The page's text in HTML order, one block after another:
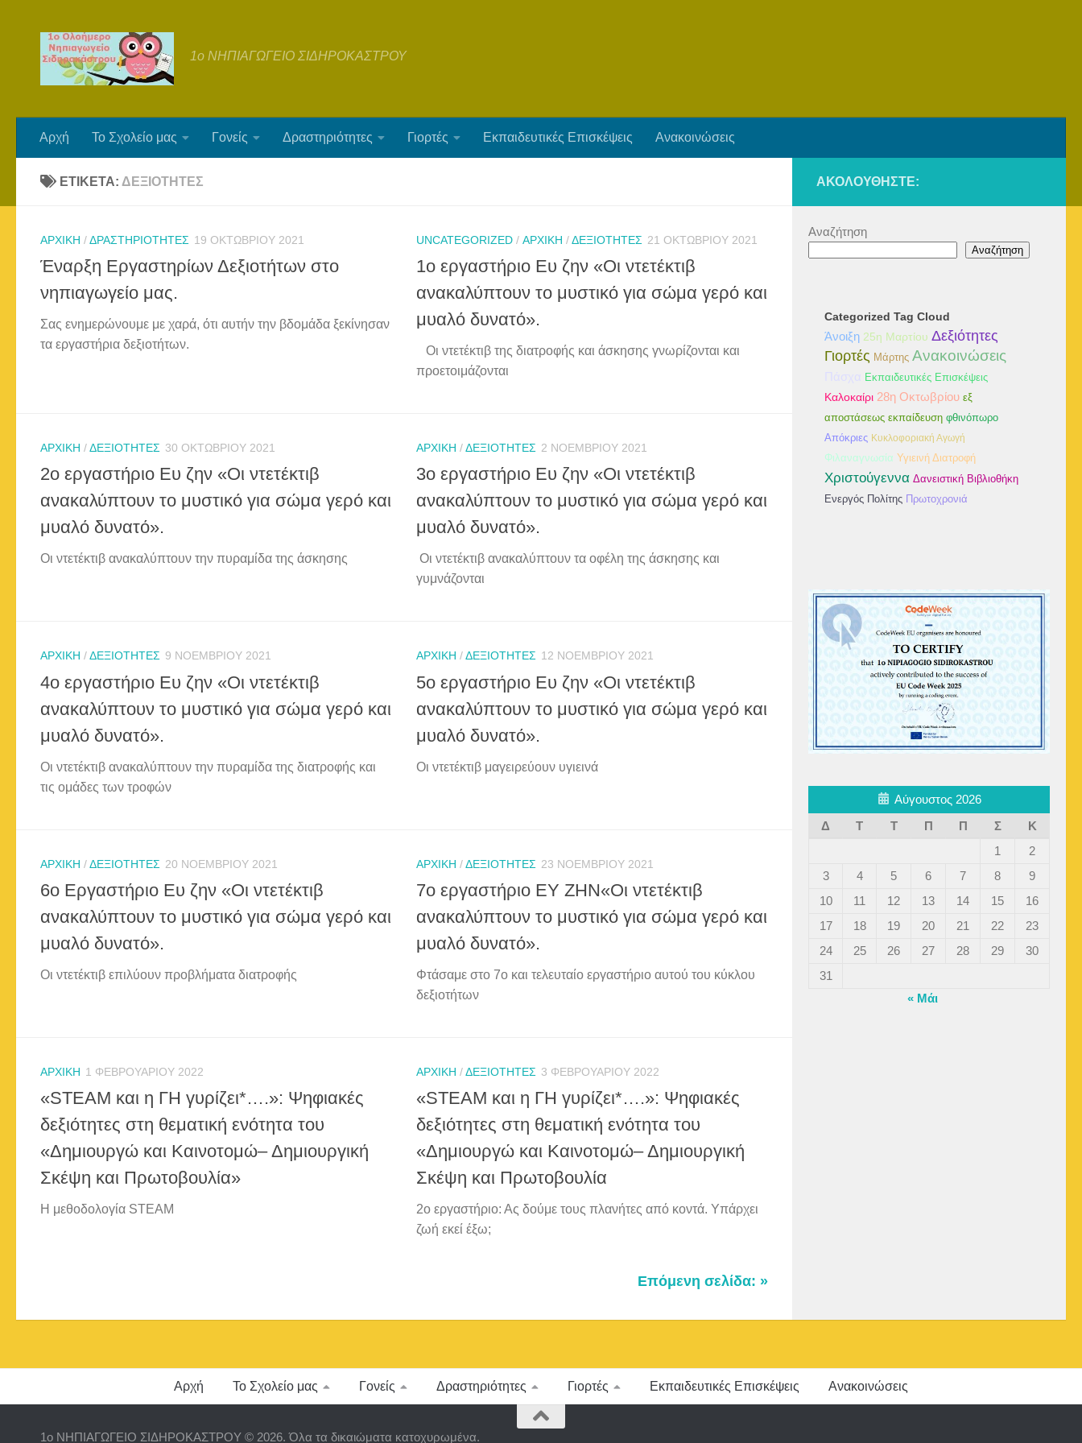
1ο ΝΗΠΙΑΓΩΓΕΙΟ ΣΙΔΗΡΟΚΑΣΤΡΟΥ
Αρχή Το Σχολείο μας Γονείς Δραστηριότητες Γιορτές Εκπαιδευτικές Επισκέψεις Ανακοινώσεις
ΕΤΙΚΈΤΑ: ΔΕΞΙΌΤΗΤΕΣ
ΑΡΧΙΚΉ /ΔΡΑΣΤΗΡΙΌΤΗΤΕΣ 19 ΟΚΤΩΒΡΊΟΥ 2021
Έναρξη Εργαστηρίων Δεξιοτήτων στο
νηπιαγωγείο μας.
Σας ενημερώνουμε με χαρά, ότι αυτήν την βδομάδα ξεκίνησαν
τα εργαστήρια δεξιοτήτων.
UNCATEGORIZED / ΑΡΧΙΚΉ /ΔΕΞΙΌΤΗΤΕΣ 21 ΟΚΤΩΒΡΊΟΥ 2021
1ο εργαστήριο Ευ ζην «Οι ντετέκτιβ
ανακαλύπτουν το μυστικό για σώμα γερό και
μυαλό δυνατό».
Οι ντετέκτιβ της διατροφής και άσκησης γνωρίζονται και
προετοιμάζονται
ΑΡΧΙΚΉ /ΔΕΞΙΌΤΗΤΕΣ 30 ΟΚΤΩΒΡΊΟΥ 2021
2ο εργαστήριο Ευ ζην «Οι ντετέκτιβ
ανακαλύπτουν το μυστικό για σώμα γερό και
μυαλό δυνατό».
Οι ντετέκτιβ ανακαλύπτουν την πυραμίδα της άσκησης
ΑΡΧΙΚΉ /ΔΕΞΙΌΤΗΤΕΣ 2 ΝΟΕΜΒΡΊΟΥ 2021
3ο εργαστήριο Ευ ζην «Οι ντετέκτιβ
ανακαλύπτουν το μυστικό για σώμα γερό και
μυαλό δυνατό».
Οι ντετέκτιβ ανακαλύπτουν τα οφέλη της άσκησης και
γυμνάζονται
ΑΡΧΙΚΉ /ΔΕΞΙΌΤΗΤΕΣ 9 ΝΟΕΜΒΡΊΟΥ 2021
4ο εργαστήριο Ευ ζην «Οι ντετέκτιβ
ανακαλύπτουν το μυστικό για σώμα γερό και
μυαλό δυνατό».
Οι ντετέκτιβ ανακαλύπτουν την πυραμίδα της διατροφής και
τις ομάδες των τροφών
ΑΡΧΙΚΉ /ΔΕΞΙΌΤΗΤΕΣ 12 ΝΟΕΜΒΡΊΟΥ 2021
5ο εργαστήριο Ευ ζην «Οι ντετέκτιβ
ανακαλύπτουν το μυστικό για σώμα γερό και
μυαλό δυνατό».
Οι ντετέκτιβ μαγειρεύουν υγιεινά
ΑΡΧΙΚΉ /ΔΕΞΙΌΤΗΤΕΣ 20 ΝΟΕΜΒΡΊΟΥ 2021
6ο Εργαστήριο Ευ ζην «Οι ντετέκτιβ
ανακαλύπτουν το μυστικό για σώμα γερό και
μυαλό δυνατό».
Οι ντετέκτιβ επιλύουν προβλήματα διατροφής
ΑΡΧΙΚΉ /ΔΕΞΙΌΤΗΤΕΣ 23 ΝΟΕΜΒΡΊΟΥ 2021
7ο εργαστήριο ΕΥ ΖΗΝ«Οι ντετέκτιβ
ανακαλύπτουν το μυστικό για σώμα γερό και
μυαλό δυνατό».
Φτάσαμε στο 7ο και τελευταίο εργαστήριο αυτού του κύκλου
δεξιοτήτων
ΑΡΧΙΚΉ 1 ΦΕΒΡΟΥΑΡΊΟΥ 2022
«STEAM και η ΓΗ γυρίζει*….»: Ψηφιακές
δεξιότητες στη θεματική ενότητα του
«Δημιουργώ και Καινοτομώ– Δημιουργική
Σκέψη και Πρωτοβουλία»
Η μεθοδολογία STEAM
ΑΡΧΙΚΉ /ΔΕΞΙΌΤΗΤΕΣ 3 ΦΕΒΡΟΥΑΡΊΟΥ 2022
«STEAM και η ΓΗ γυρίζει*….»: Ψηφιακές
δεξιότητες στη θεματική ενότητα του
«Δημιουργώ και Καινοτομώ– Δημιουργική
Σκέψη και Πρωτοβουλία
2ο εργαστήριο: Ας δούμε τους πλανήτες από κοντά. Υπάρχει
ζωή εκεί έξω;
Επόμενη σελίδα: »
ΑΚΟΛΟΥΘΉΣΤΕ:
Αναζήτηση
Αναζήτηση
Categorized Tag Cloud
Άνοιξη 25η Μαρτίου Δεξιότητες
Γιορτές Μάρτης Ανακοινώσεις
Εκπαιδευτικές Επισκέψεις
Καλοκαίρι 28η Οκτωβρίου εξ
αποστάσεως εκπαίδευση φθινόπωρο
Απόκριες Κυκλοφοριακή Αγωγή
Φιλαναγνωσία Υγιεινή Διατροφή
Χριστούγεννα Δανειστική Βιβλιοθήκη
Ενεργός Πολίτης
Πρωτοχρονιά
Αύγουστος 2026
Δ
Τ Τ Π Π Σ
Κ
1
2
3
4 5 6 7 8
9
10
11 12 13 14 15
16
17
18 19 20 21 22
23
24
25 26 27 28 29
30
31
« Μάι
Αρχή Το Σχολείο μας Γονείς Δραστηριότητες Γιορτές Εκπαιδευτικές Επισκέψεις Ανακοινώσεις
1ο ΝΗΠΙΑΓΩΓΕΙΟ ΣΙΔΗΡΟΚΑΣΤΡΟΥ © 2026. Όλα τα δικαιώματα κατοχυρωμένα.